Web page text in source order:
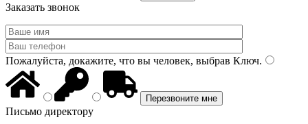
Заказать звонок
Пожалуйста, докажите, что вы человек, выбрав Ключ.
Письмо директору